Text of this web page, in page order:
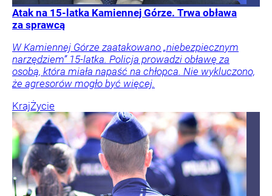
Atak na 15-latka Kamiennej Górze. Trwa obława
za sprawcą
W Kamiennej Górze zaatakowano „niebezpiecznym
narzędziem” 15-latka. Policja prowadzi obławę za
osobą, która miała napaść na chłopca. Nie wykluczono,
że agresorów mogło być więcej.
KrajŻycie